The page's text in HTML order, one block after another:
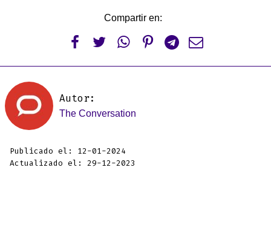
Compartir en:
     
Autor:
The Conversation
Publicado el: 12-01-2024
Actualizado el: 29-12-2023